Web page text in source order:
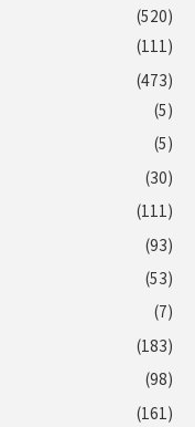
(520)
(111)
(473)
(5)
(5)
(30)
(111)
(93)
(53)
(7)
(183)
(98)
(161)